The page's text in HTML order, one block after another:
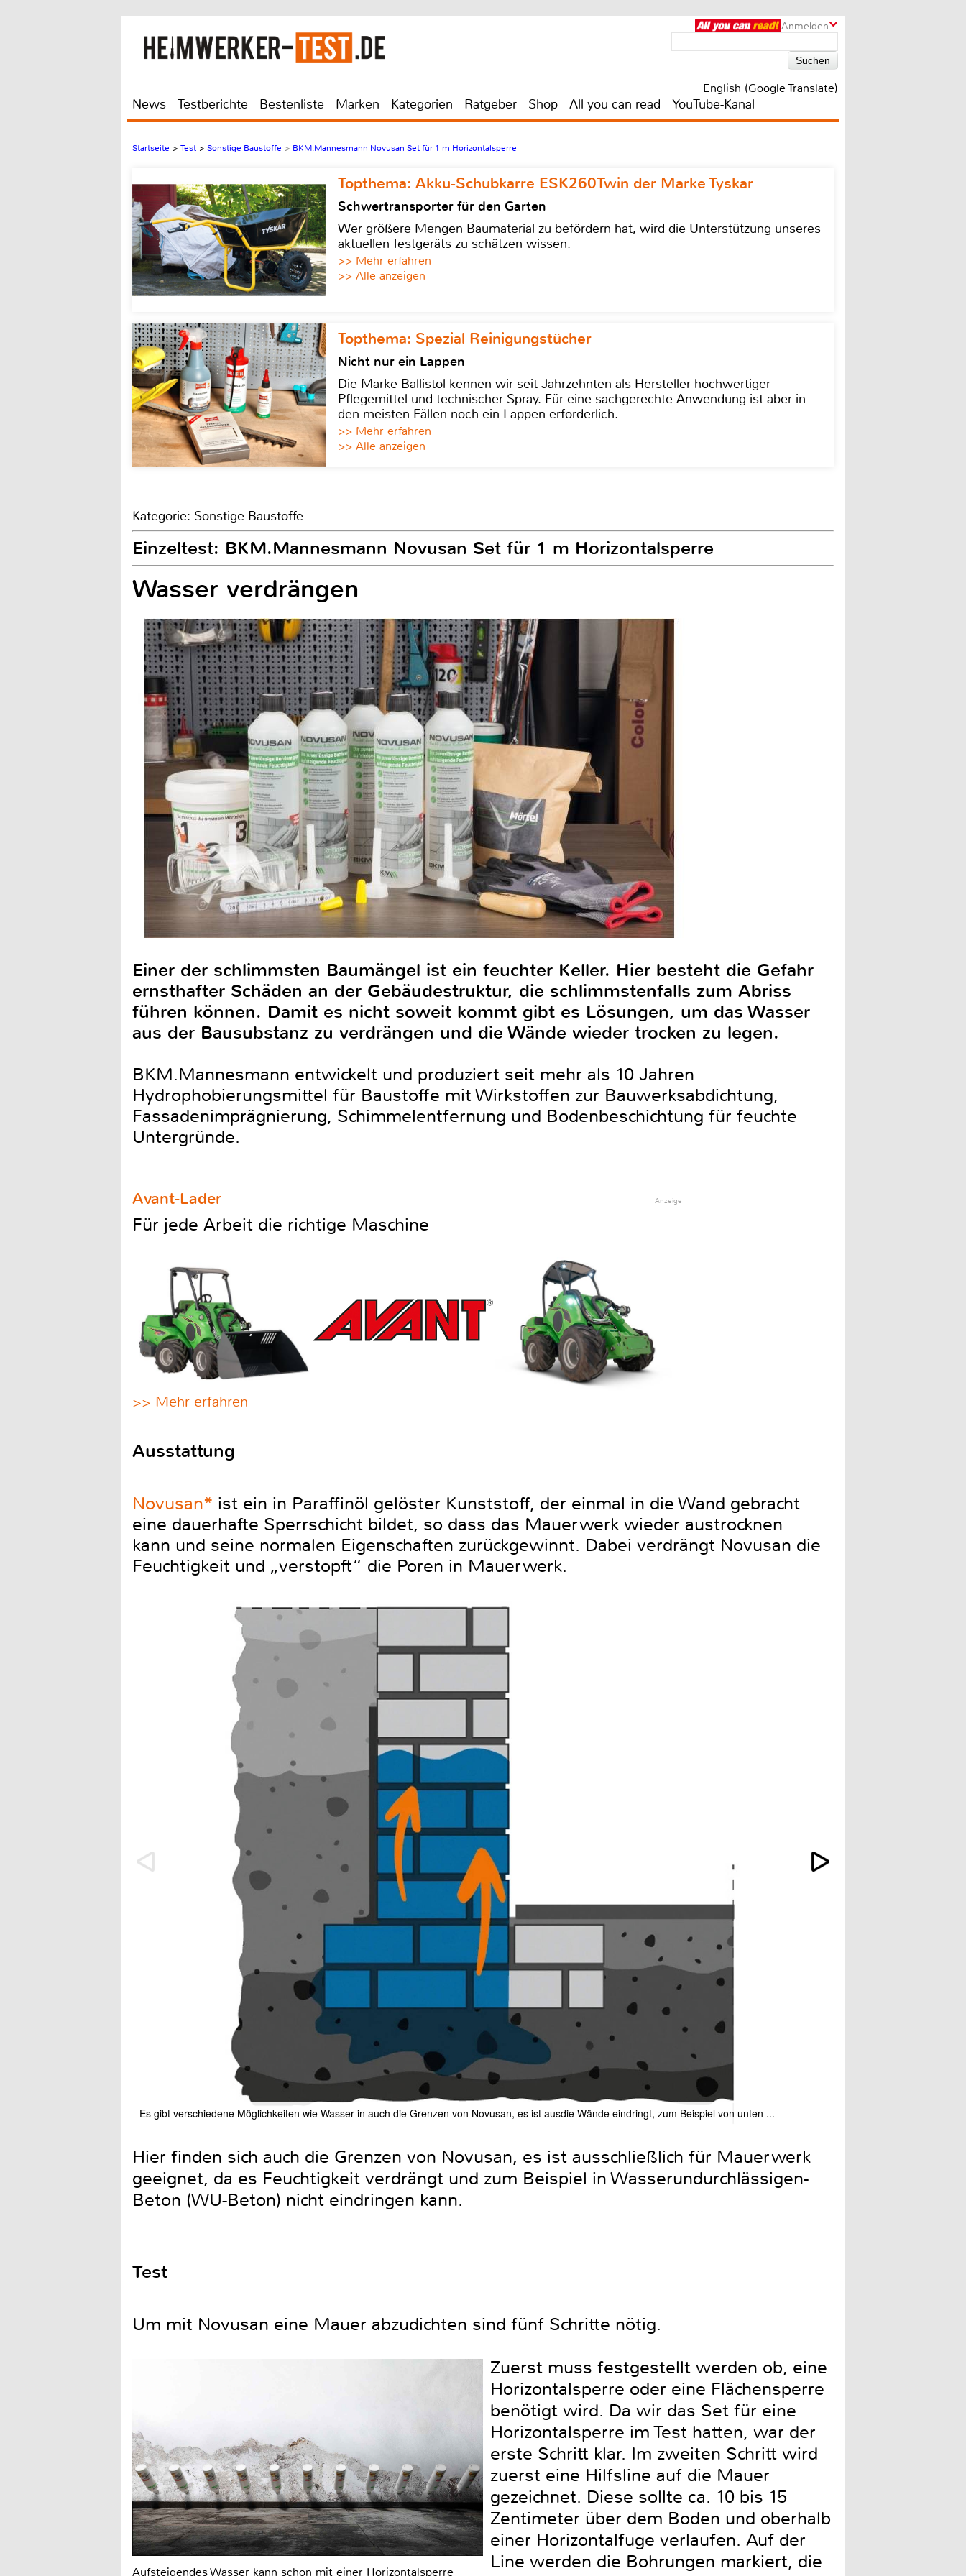
Anmelden
English (Google Translate)
News Testberichte Bestenliste Marken Kategorien Ratgeber Shop All you can read YouTube-Kanal
Startseite > Test > Sonstige Baustoffe > BKM.Mannesmann Novusan Set für 1 m Horizontalsperre
Topthema: Akku-Schubkarre ESK260Twin der Marke Tyskar
Schwertransporter für den Garten
Wer größere Mengen Baumaterial zu befördern hat, wird die Unterstützung unseres
aktuellen Testgeräts zu schätzen wissen.
>> Mehr erfahren
>> Alle anzeigen
Topthema: Spezial Reinigungstücher
Nicht nur ein Lappen
Die Marke Ballistol kennen wir seit Jahrzehnten als Hersteller hochwertiger
Pflegemittel und technischer Spray. Für eine sachgerechte Anwendung ist aber in
den meisten Fällen noch ein Lappen erforderlich.
>> Mehr erfahren
>> Alle anzeigen
Kategorie: Sonstige Baustoffe
Einzeltest: BKM.Mannesmann Novusan Set für 1 m Horizontalsperre
Wasser verdrängen
Einer der schlimmsten Baumängel ist ein feuchter Keller. Hier besteht die Gefahr
ernsthafter Schäden an der Gebäudestruktur, die schlimmstenfalls zum Abriss
führen können. Damit es nicht soweit kommt gibt es Lösungen, um das Wasser
aus der Bausubstanz zu verdrängen und die Wände wieder trocken zu legen.
BKM.Mannesmann entwickelt und produziert seit mehr als 10 Jahren
Hydrophobierungsmittel für Baustoffe mit Wirkstoffen zur Bauwerksabdichtung,
Fassadenimprägnierung, Schimmelentfernung und Bodenbeschichtung für feuchte
Untergründe.
Anzeige
Avant-Lader
Für jede Arbeit die richtige Maschine
>> Mehr erfahren
Ausstattung
Novusan* ist ein in Paraffinöl gelöster Kunststoff, der einmal in die Wand gebracht
eine dauerhafte Sperrschicht bildet, so dass das Mauerwerk wieder austrocknen
kann und seine normalen Eigenschaften zurückgewinnt. Dabei verdrängt Novusan die
Feuchtigkeit und „verstopft“ die Poren in Mauerwerk.
Es gibt verschiedene Möglichkeiten wie Wasser in auch die Grenzen von Novusan, es ist ausdie Wände eindringt, zum Beispiel von unten ...
Hier finden sich auch die Grenzen von Novusan, es ist ausschließlich für Mauerwerk
geeignet, da es Feuchtigkeit verdrängt und zum Beispiel in Wasserundurchlässigen-
Beton (WU-Beton) nicht eindringen kann.
Test
Um mit Novusan eine Mauer abzudichten sind fünf Schritte nötig.
Aufsteigendes Wasser kann schon mit einer Horizontalsperre
Zuerst muss festgestellt werden ob, eine
Horizontalsperre oder eine Flächensperre
benötigt wird. Da wir das Set für eine
Horizontalsperre im Test hatten, war der
erste Schritt klar. Im zweiten Schritt wird
zuerst eine Hilfsline auf die Mauer
gezeichnet. Diese sollte ca. 10 bis 15
Zentimeter über dem Boden und oberhalb
einer Horizontalfuge verlaufen. Auf der
Line werden die Bohrungen markiert, die